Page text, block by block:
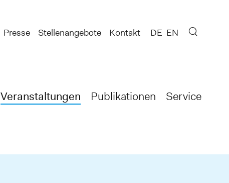
Veranstaltungen Publikationen Service
Presse Stellenangebote Kontakt DE EN